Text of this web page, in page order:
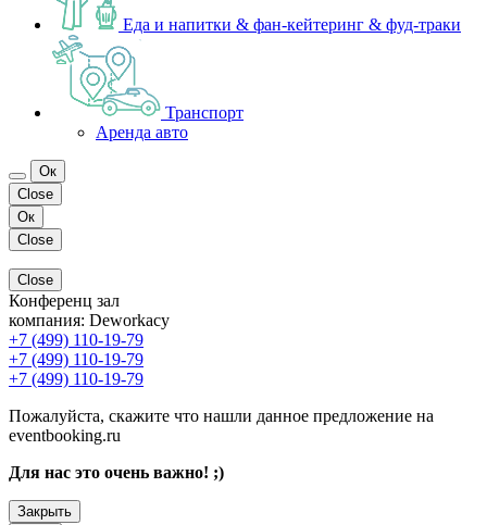
Еда и напитки & фан-кейтеринг & фуд-траки
Транспорт
Аренда авто
Ок
Close
Ок
Close
Close
Конференц зал
компания: Deworkacy
+7 (499) 110-19-79
+7 (499) 110-19-79
+7 (499) 110-19-79
Пожалуйста, скажите что нашли данное предложение на
eventbooking.ru
Для нас это очень важно! ;)
Закрыть